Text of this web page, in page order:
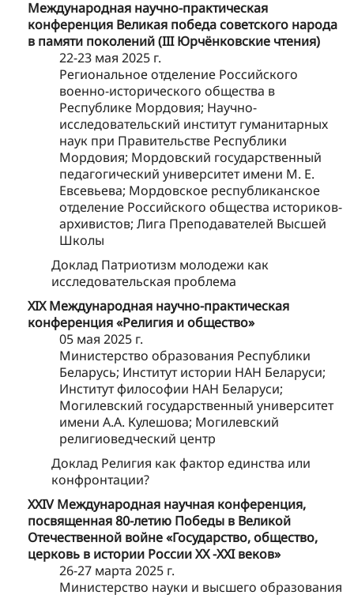
Международная научно-практическая
конференция Великая победа советского народа
в памяти поколений (III Юрчёнковские чтения)
22-23 мая 2025 г.
Региональное отделение Российского
военно-исторического общества в
Республике Мордовия; Научно-
исследовательский институт гуманитарных
наук при Правительстве Республики
Мордовия; Мордовский государственный
педагогический университет имени М. Е.
Евсевьева; Мордовское республиканское
отделение Российского общества историков-
архивистов; Лига Преподавателей Высшей
Школы
Доклад Патриотизм молодежи как
исследовательская проблема
XIX Международная научно-практическая
конференция «Религия и общество»
05 мая 2025 г.
Министерство образования Республики
Беларусь; Институт истории НАН Беларуси;
Институт философии НАН Беларуси;
Могилевский государственный университет
имени А.А. Кулешова; Могилевский
религиоведческий центр
Доклад Религия как фактор единства или
конфронтации?
XXIV Международная научная конференция,
посвященная 80-летию Победы в Великой
Отечественной войне «Государство, общество,
церковь в истории России ХХ -ХХI веков»
26-27 марта 2025 г.
Министерство науки и высшего образования